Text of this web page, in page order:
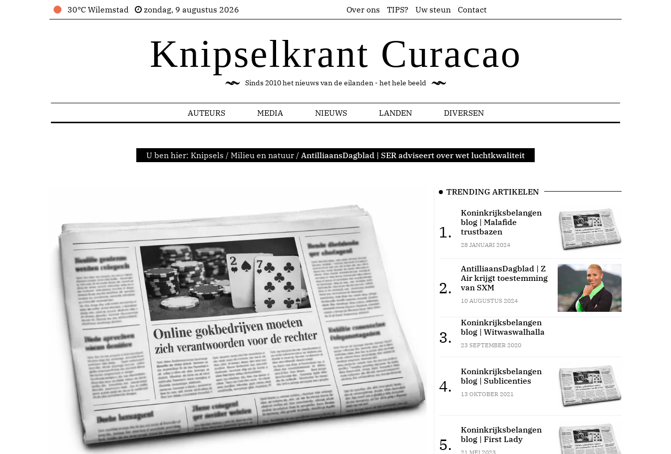
30°C Wilemstad zondag, 9 augustus 2026 Over ons TIPS? Uw steun Contact
Knipselkrant Curacao
Sinds 2010 het nieuws van de eilanden - het hele beeld
AUTEURS MEDIA NIEUWS LANDEN DIVERSEN
U ben hier: Knipsels / Milieu en natuur / AntilliaansDagblad | SER adviseert over wet luchtkwaliteit
TRENDING ARTIKELEN
1.
Koninkrijksbelangen
blog | Malafide
trustbazen
28 JANUARI 2024
2.
AntilliaansDagblad | Z
Air krijgt toestemming
van SXM
10 AUGUSTUS 2024
3.
Koninkrijksbelangen
blog | Witwaswalhalla
23 SEPTEMBER 2020
4.
Koninkrijksbelangen
blog | Sublicenties
13 OKTOBER 2021
5.
Koninkrijksbelangen
blog | First Lady
21 MEI 2023